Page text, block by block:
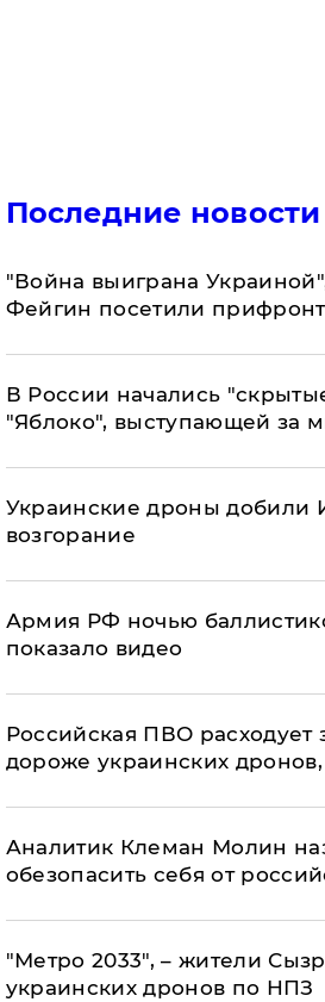
Последние новости
"Война выиграна
Фейгин посетили
В России начались
"Яблоко", выступающей за
Украинские дроны добили
возгорание
Армия РФ ночью
показало видео
Российская ПВО расходует
дороже украинских
Аналитик Клеман Молин
обезопасить себя от
"Метро 2033", – жители
украинских дронов по НПЗ